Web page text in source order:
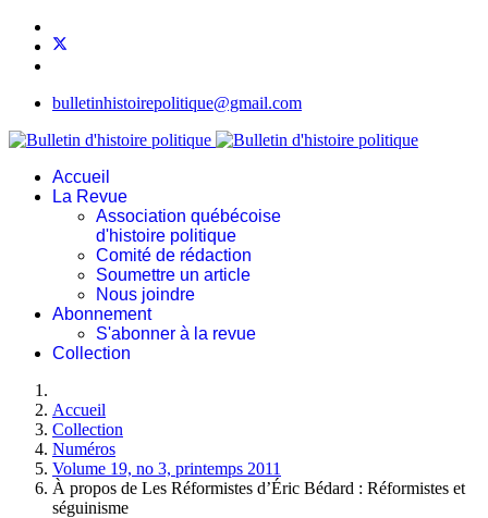
bulletinhistoirepolitique@gmail.com
Accueil
La Revue
Association québécoise
d'histoire politique
Comité de rédaction
Soumettre un article
Nous joindre
Abonnement
S'abonner à la revue
Collection
Accueil
Collection
Numéros
Volume 19, no 3, printemps 2011
À propos de Les Réformistes d’Éric Bédard : Réformistes et
séguinisme